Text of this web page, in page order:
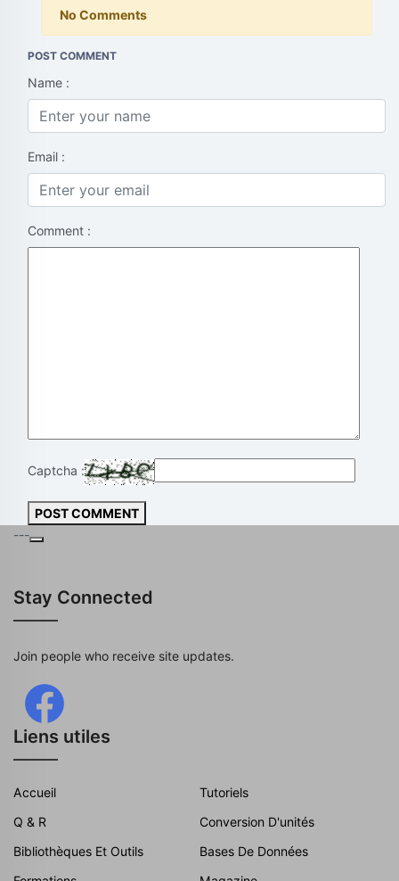
No Comments
POST COMMENT
Name :
Email :
Comment :
Captcha :
POST COMMENT
---
Stay Connected
Join people who receive site updates.
Liens utiles
Accueil
Tutoriels
Q & R
Conversion D'unités
Bibliothèques Et Outils
Bases De Données